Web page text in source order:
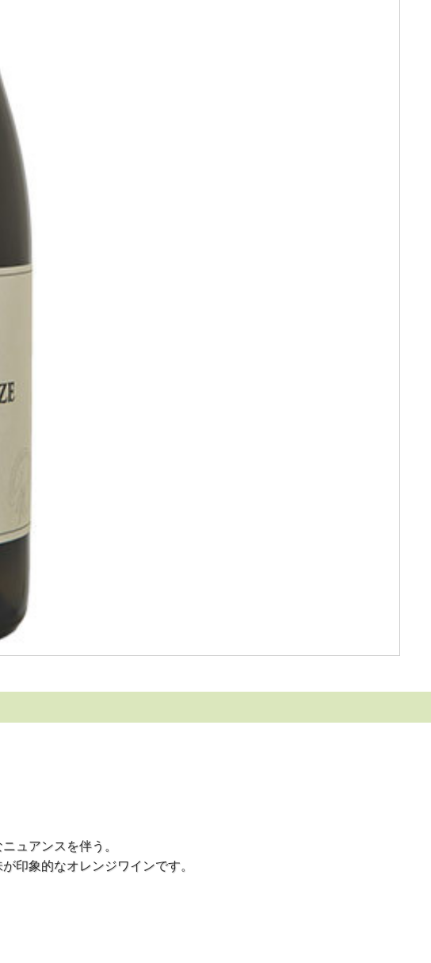
ュアンスを伴う。
印象的なオレンジワインです。